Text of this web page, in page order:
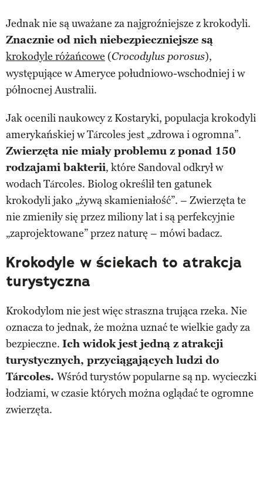
Jednak nie są uważane za najgroźniejsze z krokodyli.
Znacznie od nich niebezpieczniejsze są
krokodyle różańcowe (Crocodylus porosus),
występujące w Ameryce południowo-wschodniej i w
północnej Australii.
Jak ocenili naukowcy z Kostaryki, populacja krokodyli
amerykańskiej w Tárcoles jest „zdrowa i ogromna”.
Zwierzęta nie miały problemu z ponad 150
rodzajami bakterii, które Sandoval odkrył w
wodach Tárcoles. Biolog określił ten gatunek
krokodyli jako „żywą skamieniałość”. – Zwierzęta te
nie zmieniły się przez miliony lat i są perfekcyjnie
„zaprojektowane” przez naturę – mówi badacz.
Krokodyle w ściekach to atrakcja
turystyczna
Krokodylom nie jest więc straszna trująca rzeka. Nie
oznacza to jednak, że można uznać te wielkie gady za
bezpieczne. Ich widok jest jedną z atrakcji
turystycznych, przyciągających ludzi do
Tárcoles. Wśród turystów popularne są np. wycieczki
łodziami, w czasie których można oglądać te ogromne
zwierzęta.